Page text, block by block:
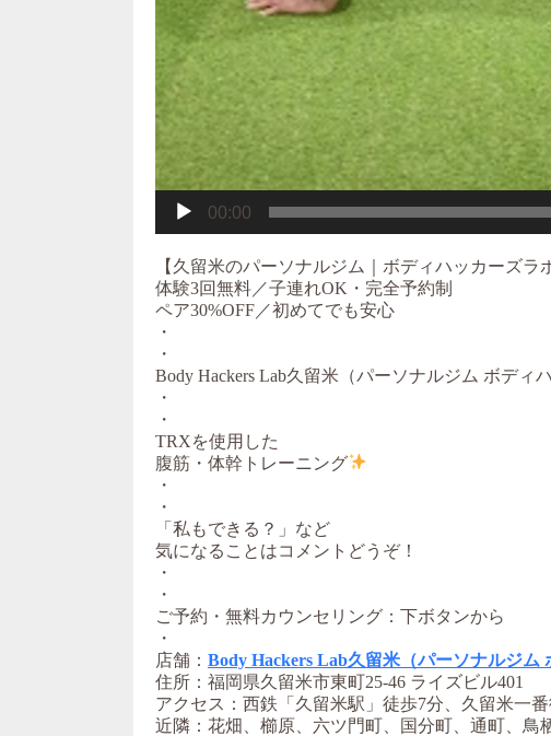
00:00
【久留米のパーソナルジム｜ボディハッカーズラ
体験3回無料／子連れOK・完全予約制
ペア30%OFF／初めてでも安心
・
・
Body Hackers Lab久留米（パーソナルジム ボディ
・
・
TRXを使用した
腹筋・体幹トレーニング
・
・
「私もできる？」など
気になることはコメントどうぞ！
・
・
ご予約・無料カウンセリング：下ボタンから
・
店舗： Body Hackers Lab久留米（パーソナルジム
住所：福岡県久留米市東町25-46 ライズビル401
アクセス：西鉄「久留米駅」徒歩7分、久留米一
近隣：花畑、櫛原、六ツ門町、国分町、通町、鳥